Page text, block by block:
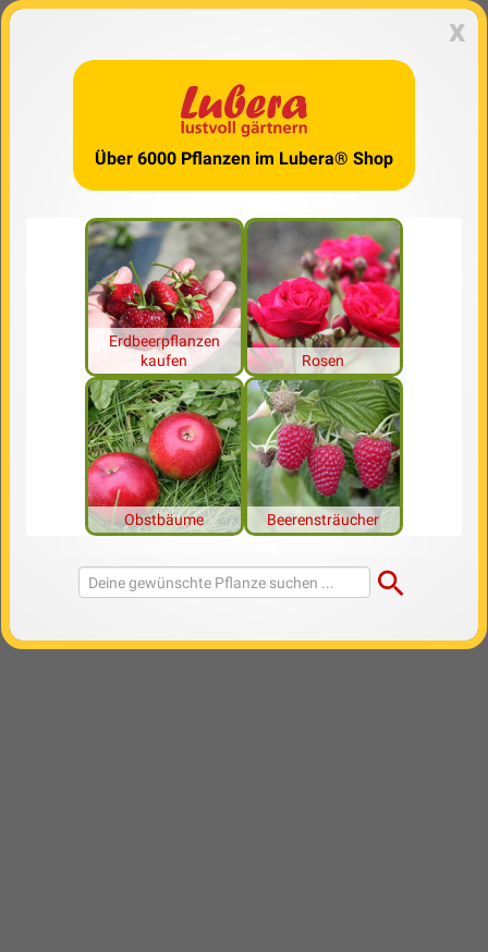
x
Über 6000 Pflanzen im Lubera® Shop
Erdbeerpflanzen
kaufen
Rosen
Obstbäume Beerensträucher